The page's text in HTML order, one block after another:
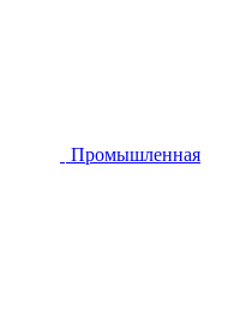
Промышленная